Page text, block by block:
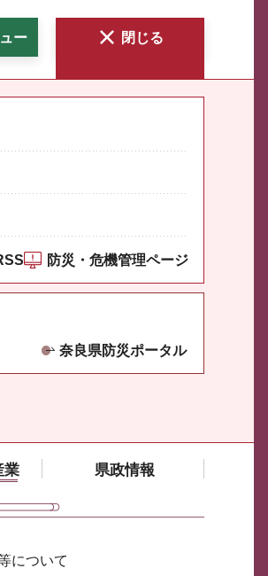
ー 閉じる
防災・危機管理ページ
奈良県防災ポータル
業 県政情報
について